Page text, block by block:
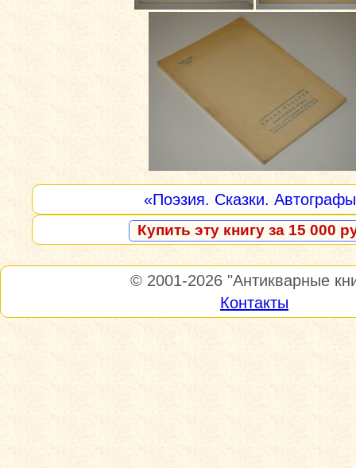
«Поэзия. Сказки.
Купить эту книгу за 15 000
© 2001-2026 "Антикварные
Контакты